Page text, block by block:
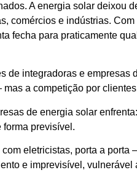
A energia solar deixou
comércios e indústrias.
fecha para praticamente
de integradoras e empresas
a competição por
de energia solar
forma previsível.
eletricistas, porta a porta
e imprevisível,